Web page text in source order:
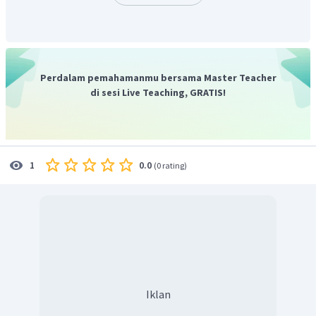
=
25×17
Oleh karena itu, jawaban yang benar adalah B.
Perdalam pemahamanmu bersama Master Teacher
di sesi Live Teaching, GRATIS!
1 0.0 (0 rating)
Iklan